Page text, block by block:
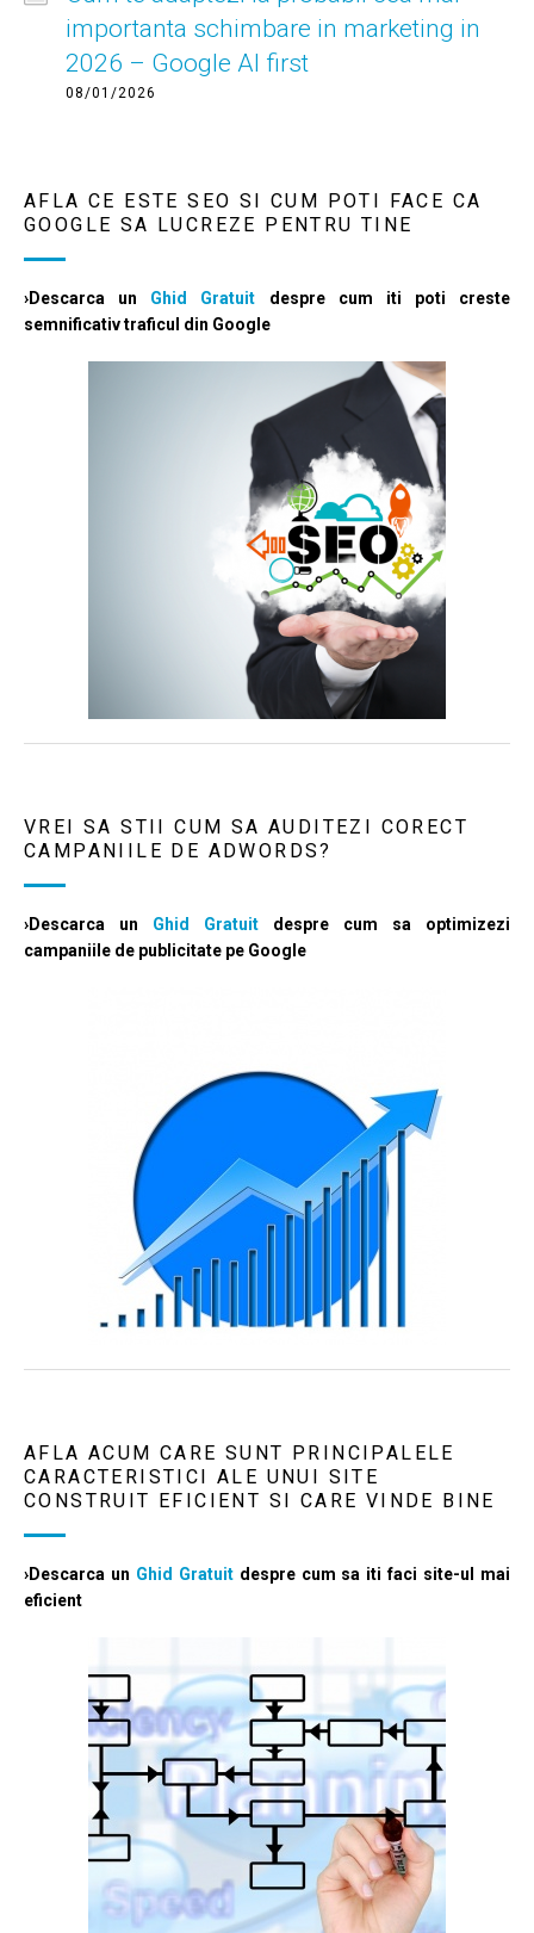
importanta schimbare in marketing in
2026 – Google AI first
08/01/2026
AFLA CE ESTE SEO SI CUM POTI FACE CA
GOOGLE SA LUCREZE PENTRU TINE
›Descarca un Ghid Gratuit despre cum iti poti creste
semnificativ traficul din Google
VREI SA STII CUM SA AUDITEZI CORECT
CAMPANIILE DE ADWORDS?
›Descarca un Ghid Gratuit despre cum sa optimizezi
campaniile de publicitate pe Google
AFLA ACUM CARE SUNT PRINCIPALELE
CARACTERISTICI ALE UNUI SITE
CONSTRUIT EFICIENT SI CARE VINDE BINE
›Descarca un Ghid Gratuitdespre cum sa iti faci site-ul mai
eficient